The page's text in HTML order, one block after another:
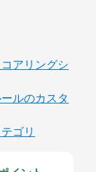
アリングシ
ルのカスタ
ゴリ